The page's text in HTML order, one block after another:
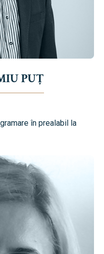
PUȚ
în prealabil la